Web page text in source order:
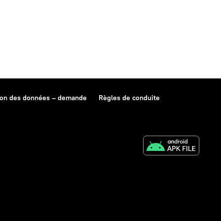
des données – demande Règles de conduite